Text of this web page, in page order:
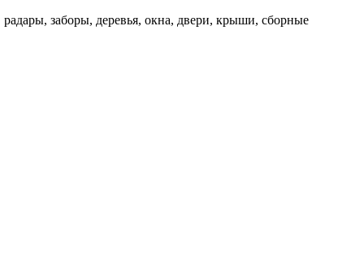
заборы, деревья, окна, двери, крыши, сборные